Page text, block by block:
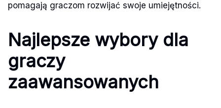
pomagają graczom rozwijać swoje umiejętności.
Najlepsze wybory dla
graczy
zaawansowanych